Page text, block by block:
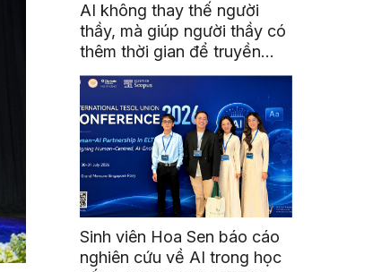
AI không thay thế người
thầy, mà giúp người thầy có
thêm thời gian để truyền
cảm hứng
Sinh viên Hoa Sen báo cáo
nghiên cứu về AI trong học